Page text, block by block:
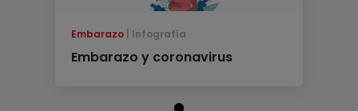
Embarazo Infografía
Embarazo y coronavirus